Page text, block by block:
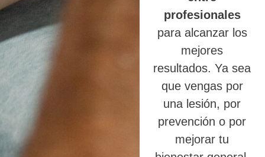
profesionales
para alcanzar los
mejores
resultados. Ya sea
que vengas por
una lesión, por
prevención o por
mejorar tu